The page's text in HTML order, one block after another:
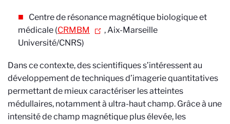
Centre de résonance magnétique biologique et
médicale (CRMBM
, Aix-Marseille
Université/CNRS)
Dans ce contexte, des scientifiques s’intéressent au
développement de techniques d’imagerie quantitatives
permettant de mieux caractériser les atteintes
médullaires, notamment à ultra-haut champ. Grâce à une
intensité de champ magnétique plus élevée, les